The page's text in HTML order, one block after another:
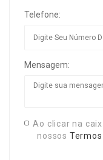
Telefone:
Mensagem:
Ao clicar na
nossos